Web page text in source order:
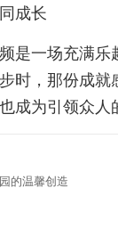
成长
是一场充满
时，那份成
成为引领众人
的温馨创造